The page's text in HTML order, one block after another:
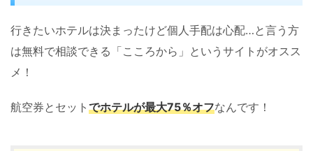
行きたいホテルは決まったけど個人手配は心配…と言う方
は無料で相談できる「こころから」というサイトがオスス
メ！
航空券とセット でホテルが最大75％オフなんです！